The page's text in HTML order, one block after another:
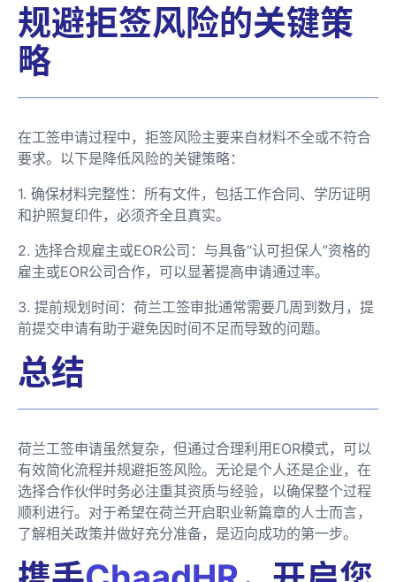
规避拒签风险的关键策
略
在工签申请过程中，拒签风险主要来自材料不全或不符合
要求。以下是降低风险的关键策略：
1. 确保材料完整性：所有文件，包括工作合同、学历证明
和护照复印件，必须齐全且真实。
2. 选择合规雇主或EOR公司：与具备“认可担保人”资格的
雇主或EOR公司合作，可以显著提高申请通过率。
3. 提前规划时间：荷兰工签审批通常需要几周到数月，提
前提交申请有助于避免因时间不足而导致的问题。
总结
荷兰工签申请虽然复杂，但通过合理利用EOR模式，可以
有效简化流程并规避拒签风险。无论是个人还是企业，在
选择合作伙伴时务必注重其资质与经验，以确保整个过程
顺利进行。对于希望在荷兰开启职业新篇章的人士而言，
了解相关政策并做好充分准备，是迈向成功的第一步。